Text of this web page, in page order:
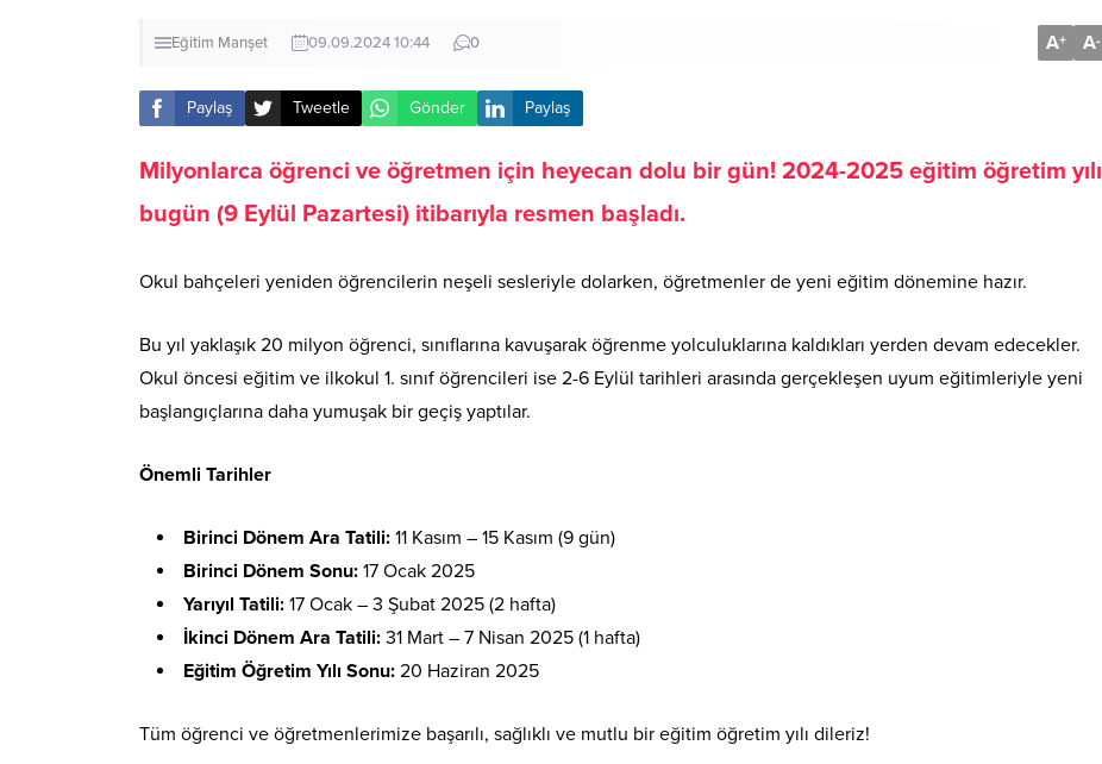
Eğitim Manşet 09.09.2024 10:44 0 A+ A-
Paylaş Tweetle Gönder Paylaş
Milyonlarca öğrenci ve öğretmen için heyecan dolu bir gün! 2024-2025 eğitim öğretim yılı
bugün (9 Eylül Pazartesi) itibarıyla resmen başladı.
Okul bahçeleri yeniden öğrencilerin neşeli sesleriyle dolarken, öğretmenler de yeni eğitim dönemine hazır.
Bu yıl yaklaşık 20 milyon öğrenci, sınıflarına kavuşarak öğrenme yolculuklarına kaldıkları yerden devam edecekler.
Okul öncesi eğitim ve ilkokul 1. sınıf öğrencileri ise 2-6 Eylül tarihleri arasında gerçekleşen uyum eğitimleriyle yeni
başlangıçlarına daha yumuşak bir geçiş yaptılar.
Önemli Tarihler
Birinci Dönem Ara Tatili: 11 Kasım – 15 Kasım (9 gün)
Birinci Dönem Sonu: 17 Ocak 2025
Yarıyıl Tatili: 17 Ocak – 3 Şubat 2025 (2 hafta)
İkinci Dönem Ara Tatili: 31 Mart – 7 Nisan 2025 (1 hafta)
Eğitim Öğretim Yılı Sonu: 20 Haziran 2025
Tüm öğrenci ve öğretmenlerimize başarılı, sağlıklı ve mutlu bir eğitim öğretim yılı dileriz!